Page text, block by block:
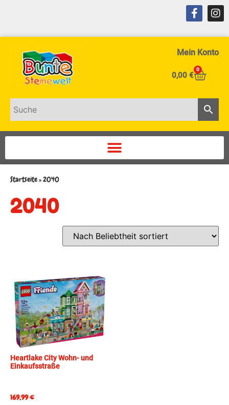
Mein Konto
0,00 €
0
Startseite»2040
2040
Heartlake City Wohn- und
Einkaufsstraße
169,99€